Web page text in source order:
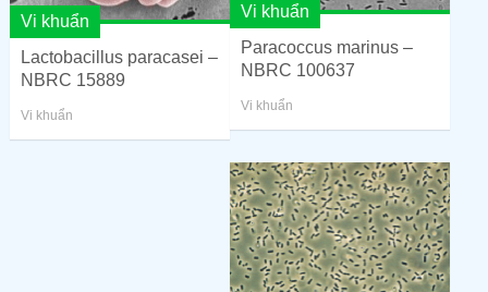
Vi khuẩn
Lactobacillus paracasei –
NBRC 15889
Vi khuẩn
Vi khuẩn
Paracoccus marinus –
NBRC 100637
Vi khuẩn